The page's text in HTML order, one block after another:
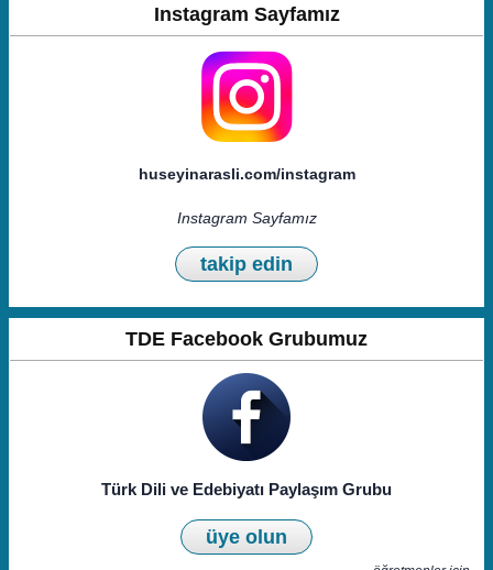
Instagram Sayfamız
huseyinarasli.com/instagram
Instagram Sayfamız
takip edin
TDE Facebook Grubumuz
Türk Dili ve Edebiyatı Paylaşım Grubu
üye olun